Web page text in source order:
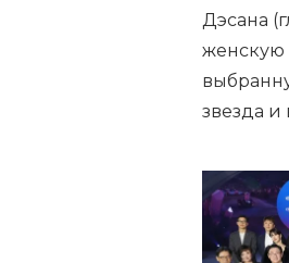
Дэсана
женскую
звезда